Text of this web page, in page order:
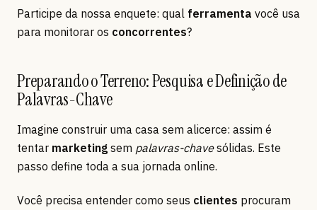
Participe da nossa enquete: qual ferramenta você usa
para monitorar os concorrentes?
Preparando o Terreno: Pesquisa e Definição de
Palavras-Chave
Imagine construir uma casa sem alicerce: assim é
tentar marketing sem palavras-chavesólidas. Este
passo define toda a sua jornada online.
Você precisa entender como seus clientes procuram